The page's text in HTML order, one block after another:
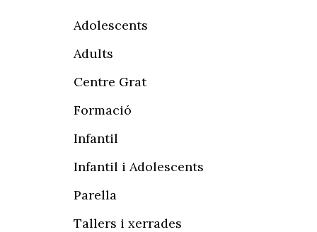
Adolescents
Adults
Centre Grat
Formació
Infantil
Infantil i Adolescents
Parella
Tallers i xerrades